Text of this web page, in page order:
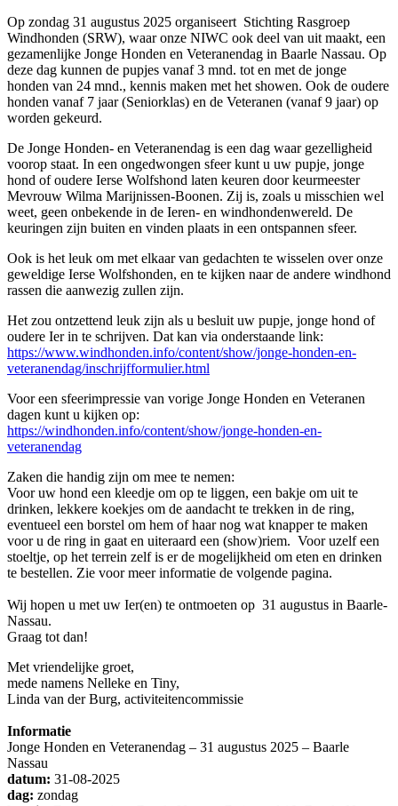
Op zondag 31 augustus 2025 organiseert Stichting Rasgroep
Windhonden (SRW), waar onze NIWC ook deel van uit maakt, een
gezamenlijke Jonge Honden en Veteranendag in Baarle Nassau. Op
deze dag kunnen de pupjes vanaf 3 mnd. tot en met de jonge
honden van 24 mnd., kennis maken met het showen. Ook de oudere
honden vanaf 7 jaar (Seniorklas) en de Veteranen (vanaf 9 jaar) op
worden gekeurd.
De Jonge Honden- en Veteranendag is een dag waar gezelligheid
voorop staat. In een ongedwongen sfeer kunt u uw pupje, jonge
hond of oudere Ierse Wolfshond laten keuren door keurmeester
Mevrouw Wilma Marijnissen-Boonen. Zij is, zoals u misschien wel
weet, geen onbekende in de Ieren- en windhondenwereld. De
keuringen zijn buiten en vinden plaats in een ontspannen sfeer.
Ook is het leuk om met elkaar van gedachten te wisselen over onze
geweldige Ierse Wolfshonden, en te kijken naar de andere windhond
rassen die aanwezig zullen zijn.
Het zou ontzettend leuk zijn als u besluit uw pupje, jonge hond of
oudere Ier in te schrijven. Dat kan via onderstaande link:
https://www.windhonden.info/content/show/jonge-honden-en-
veteranendag/inschrijfformulier.html
Voor een sfeerimpressie van vorige Jonge Honden en Veteranen
dagen kunt u kijken op:
https://windhonden.info/content/show/jonge-honden-en-
veteranendag
Zaken die handig zijn om mee te nemen:
Voor uw hond een kleedje om op te liggen, een bakje om uit te
drinken, lekkere koekjes om de aandacht te trekken in de ring,
eventueel een borstel om hem of haar nog wat knapper te maken
voor u de ring in gaat en uiteraard een (show)riem. Voor uzelf een
stoeltje, op het terrein zelf is er de mogelijkheid om eten en drinken
te bestellen. Zie voor meer informatie de volgende pagina.
Wij hopen u met uw Ier(en) te ontmoeten op 31 augustus in Baarle-
Nassau.
Graag tot dan!
Met vriendelijke groet,
mede namens Nelleke en Tiny,
Linda van der Burg, activiteitencommissie
Informatie
Jonge Honden en Veteranendag – 31 augustus 2025 – Baarle
Nassau
datum: 31-08-2025
dag: zondag